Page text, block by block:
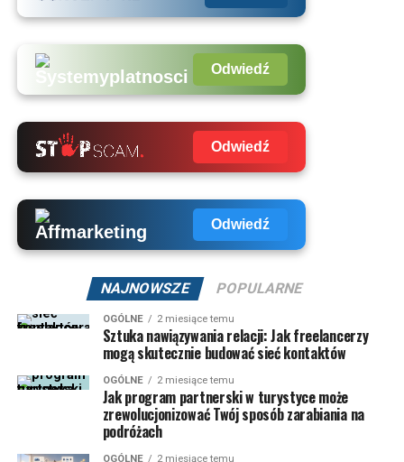
Odwiedź
Odwiedź
Odwiedź
NAJNOWSZE POPULARNE
OGÓLNE 2 miesiące temu
Sztuka nawiązywania relacji: Jak freelancerzy
mogą skutecznie budować sieć kontaktów
OGÓLNE 2 miesiące temu
Jak program partnerski w turystyce może
zrewolucjonizować Twój sposób zarabiania na
podróżach
OGÓLNE 2 miesiące temu